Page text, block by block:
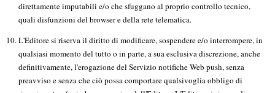
direttamente imputabili e/o che sfuggano al proprio controllo tecnico,
quali disfunzioni del browser e della rete telematica.
L'Editore si riserva il diritto di modificare, sospendere e/o interrompere, in
qualsiasi momento del tutto o in parte, a sua esclusiva discrezione, anche
definitivamente, l'erogazione del Servizio notifiche Web push, senza
preavviso e senza che ciò possa comportare qualsivoglia obbligo di